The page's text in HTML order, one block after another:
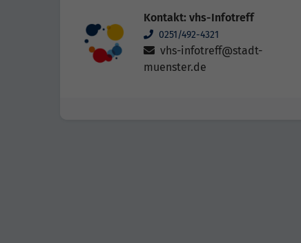
Kontakt: vhs-Infotreff
0251/492-4321
vhs-infotreff@stadt-
muenster.de